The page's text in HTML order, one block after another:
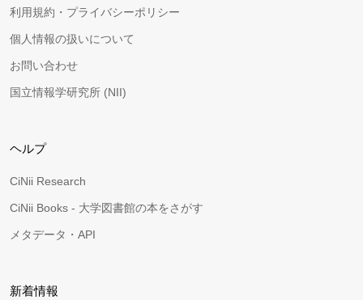
利用規約・プライバシーポリシー
個人情報の扱いについて
お問い合わせ
国立情報学研究所 (NII)
ヘルプ
CiNii Research
CiNii Books - 大学図書館の本をさがす
メタデータ・API
新着情報